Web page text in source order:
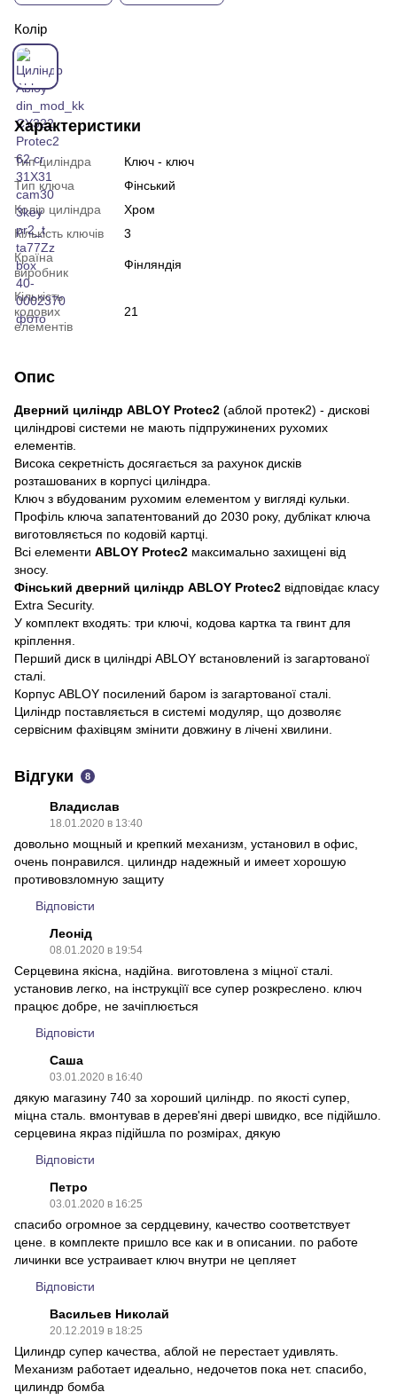
Колір
Характеристики
Тип циліндра
Ключ - ключ
Тип ключа
Фінський
Колір циліндра
Хром
Кількість ключів
3
Країна
виробник
Фінляндія
Кількість
кодових
елементів
21
Опис
Дверний циліндр ABLOY Protec2 (аблой протек2) - дискові
циліндрові системи не мають підпружинених рухомих
елементів.
Висока секретність досягається за рахунок дисків
розташованих в корпусі циліндра.
Ключ з вбудованим рухомим елементом у вигляді кульки.
Профіль ключа запатентований до 2030 року, дублікат ключа
виготовляється по кодовій картці.
Всі елементи ABLOY Protec2 максимально захищені від
зносу.
Фінський дверний циліндр ABLOY Protec2 відповідає класу
Extra Security.
У комплект входять: три ключі, кодова картка та гвинт для
кріплення.
Перший диск в циліндрі ABLOY встановлений із загартованої
сталі.
Корпус ABLOY посилений баром із загартованої сталі.
Циліндр поставляється в системі модуляр, що дозволяє
сервісним фахівцям змінити довжину в лічені хвилини.
Відгуки 8
Владислав
18.01.2020 в 13:40
довольно мощный и крепкий механизм, установил в офис,
очень понравился. цилиндр надежный и имеет хорошую
противовзломную защиту
Відповісти
Леонід
08.01.2020 в 19:54
Серцевина якісна, надійна. виготовлена з міцної сталі.
установив легко, на інструкціїї все супер розкреслено. ключ
працює добре, не зачіплюється
Відповісти
Саша
03.01.2020 в 16:40
дякую магазину 740 за хороший циліндр. по якості супер,
міцна сталь. вмонтував в дерев'яні двері швидко, все підійшло.
серцевина якраз підійшла по розмірах, дякую
Відповісти
Петро
03.01.2020 в 16:25
спасибо огромное за сердцевину, качество соответствует
цене. в комплекте пришло все как и в описании. по работе
личинки все устраивает ключ внутри не цепляет
Відповісти
Васильев Николай
20.12.2019 в 18:25
Цилиндр супер качества, аблой не перестает удивлять.
Механизм работает идеально, недочетов пока нет. спасибо,
цилиндр бомба